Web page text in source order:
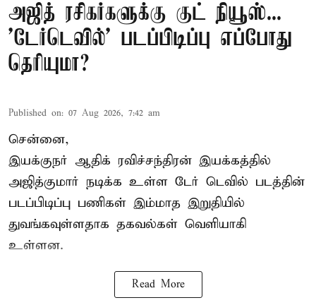
அஜித் ரசிகர்களுக்கு குட் நியூஸ்...
'டேர்டெவில்' படப்பிடிப்பு எப்போது
தெரியுமா?
Published on: 07 Aug 2026, 7:42 am
சென்னை,
இயக்குநர் ஆதிக் ரவிச்சந்திரன் இயக்கத்தில்
அஜித்குமார் நடிக்க உள்ள டேர் டெவில் படத்தின்
படப்பிடிப்பு பணிகள் இம்மாத இறுதியில்
துவங்கவுள்ளதாக தகவல்கள் வெளியாகி
உள்ளன.
Read More